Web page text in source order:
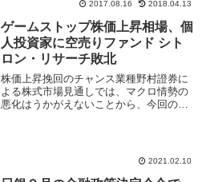
摘。期初時点と比べFAシステムを中心と
した産機関連、ゲーム機向け、エアコン
等家電向け部品デバイス等...
2017.08.16 2018.04.13
ゲームストップ株価上昇相場、個
人投資家に空売りファンド シト
ロン・リサーチ敗北
株価上昇挽回のチャンス業種野村證券に
よる株式市場見通しでは、マクロ情勢の
悪化はうかがえないことから、今回の株
2021.02.10